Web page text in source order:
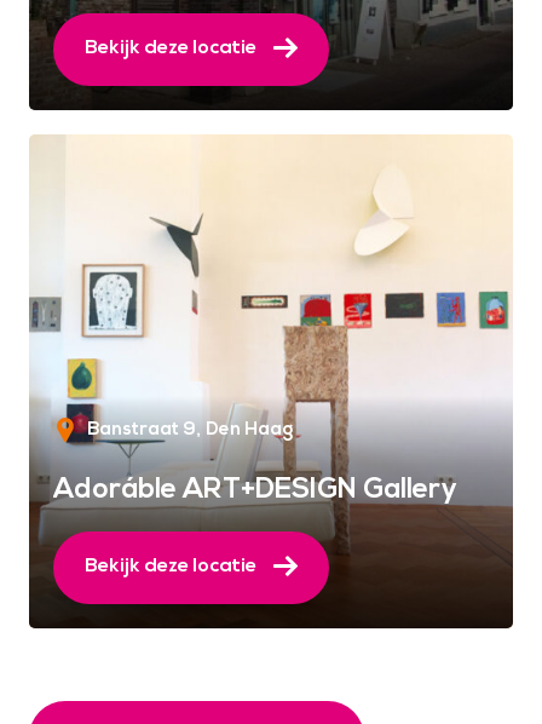
Bekijk deze locatie
Banstraat 9 Den Haag
Adoráble ART+DESIGN Gallery
Bekijk deze locatie